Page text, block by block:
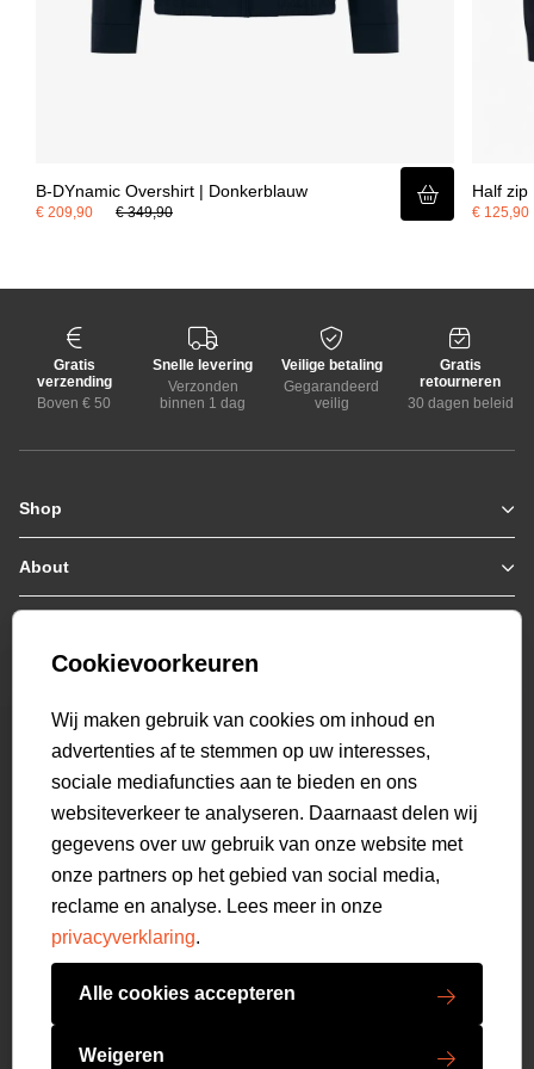
B-DYnamic Overshirt | Donkerblauw
€ 209,90 € 349,90
Half zip
€ 125,90
Gratis
verzending
Boven € 50
Snelle levering
Verzonden
binnen 1 dag
Veilige betaling
Gegarandeerd
veilig
Gratis
retourneren
30 dagen beleid
Shop
Zomerjassen
Jassen / Coats
Colberts
Hoodies
Polo's
T-shirts
Overshirts
Overhemden
Sweatpants
Broeken
Short sweatpants
Shorts
Schoenen
Swimwear
Accessoires
About
Who we are
Genti X PSV
Bestellen & Betalen
Retourneren
Veelgestelde vragen
Mijn Account
beoordelingen
Cookievoorkeuren
Wij maken gebruik van cookies om inhoud en
advertenties af te stemmen op uw interesses,
sociale mediafuncties aan te bieden en ons
websiteverkeer te analyseren. Daarnaast delen wij
gegevens over uw gebruik van onze website met
onze partners op het gebied van social media,
reclame en analyse. Lees meer in onze
privacyverklaring.
Alle cookies accepteren
Weigeren